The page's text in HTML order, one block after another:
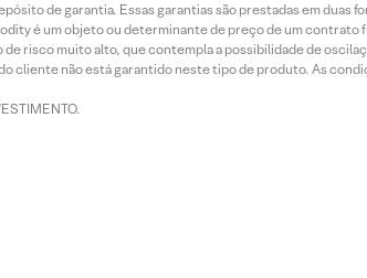
de garantia. Essas garantias são prestadas em duas
é um objeto ou determinante de preço de um
risco muito alto, que contempla a possibilidade de
cliente não está garantido neste tipo de produto. As